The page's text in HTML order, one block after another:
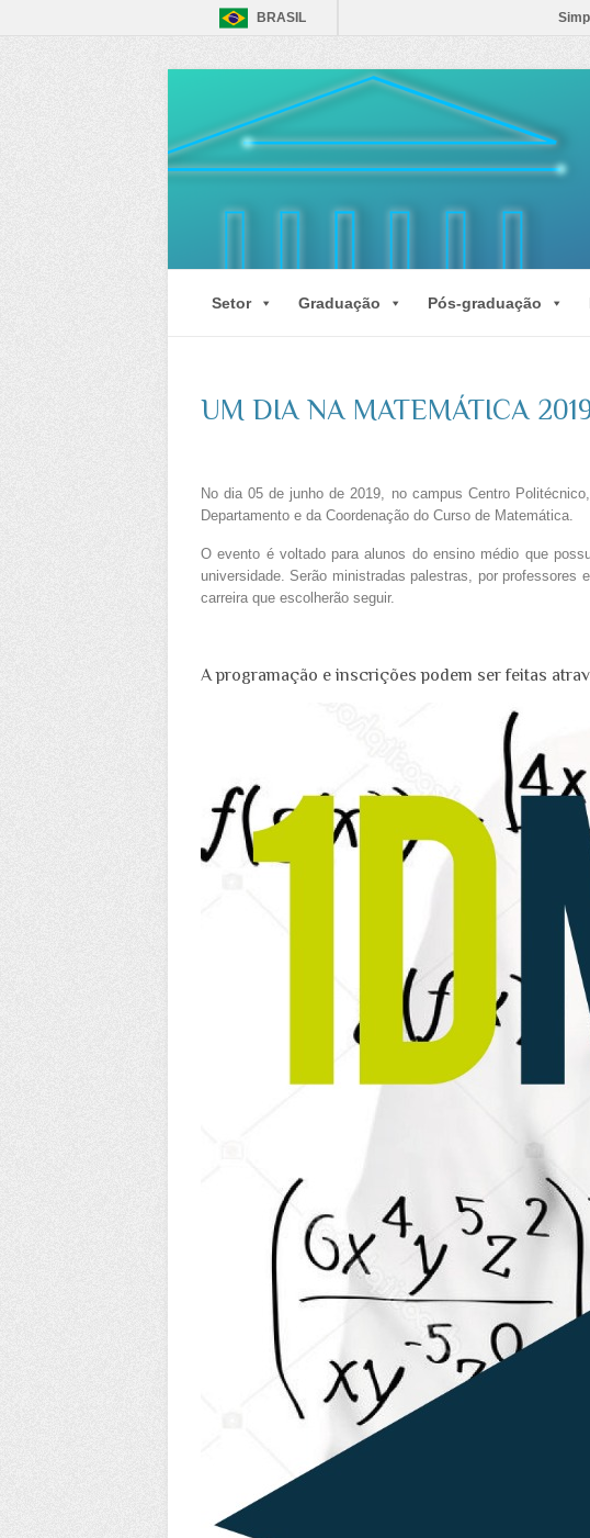
BRASIL
Setor Graduação Pós-graduação
UM DIA NA MATEMÁTICA
No dia 05 de junho de 2019, no campus Centro
Departamento e da Coordenação do Curso de Matemática.
O evento é voltado para alunos do ensino médio que
universidade. Serão ministradas palestras, por
carreira que escolherão seguir.
A programação e inscrições podem ser feitas